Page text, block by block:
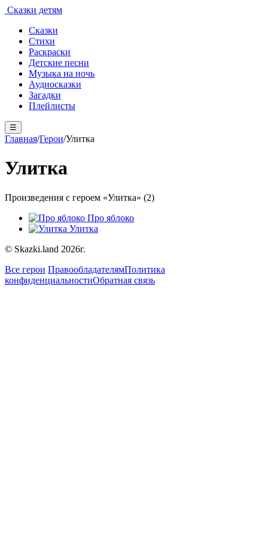
Сказки детям
Сказки
Стихи
Раскраски
Детские песни
Музыка на ночь
Аудиосказки
Загадки
Плейлисты
☰
Главная/Герои/Улитка
Улитка
Произведения с героем «Улитка» (2)
Про яблоко
Улитка
© Skazki.land 2026г.
Все герои ПравообладателямПолитика
конфиденциальностиОбратная связь